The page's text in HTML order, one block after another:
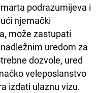
podrazumijeva i
njemački
može zastupati
uredom za
dozvole, ured
veleposlanstvo
izdati ulaznu vizu.